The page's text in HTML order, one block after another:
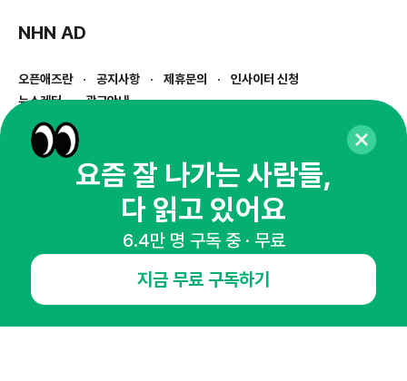
NHN AD
오픈애즈란 공지사항 제휴문의
인사이터 신청
뉴스레터
광고안내
경기도 성남시 분당구 대왕판교로645번길 16
사업자등록번호 : 144-81-27690( 사업자정보확인)
통신판매업신고번호 : 2014-경기성남-1023
호스팅서비스사업자 : 오픈애즈
1800-2198
이메일 :openads@openads.co.kr
이용약관개인정보처리방침
요즘 잘 나가는 사람들,
다 읽고 있어요
6.4만 명 구독 중 · 무료
지금 무료 구독하기